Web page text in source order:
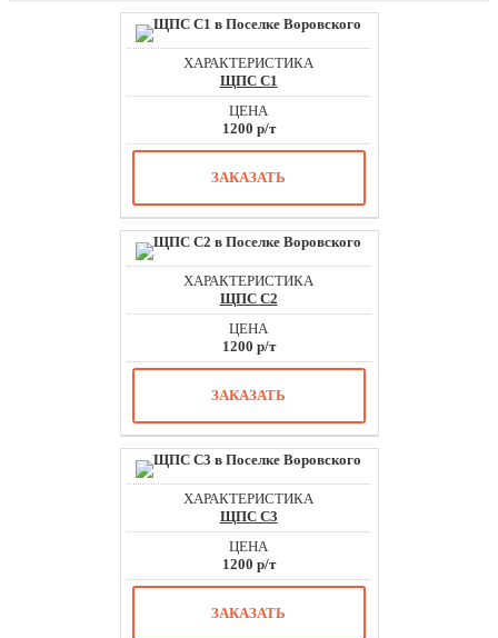
ЩПС С1
1200 р/т
ЗАКАЗАТЬ
ЩПС С2
1200 р/т
ЗАКАЗАТЬ
ЩПС С3
1200 р/т
ЗАКАЗАТЬ